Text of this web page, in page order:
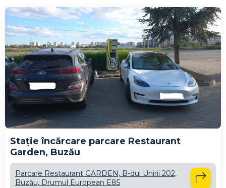
Stație încărcare parcare Restaurant
Garden, Buzău
Parcare Restaurant GARDEN, B-dul Unirii 202,
Buzău, Drumul European E85